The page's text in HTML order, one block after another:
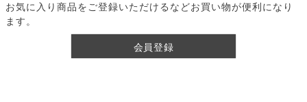
お気に入り商品をご登録いただけるなどお買い物が便利になり
ます。
会員登録